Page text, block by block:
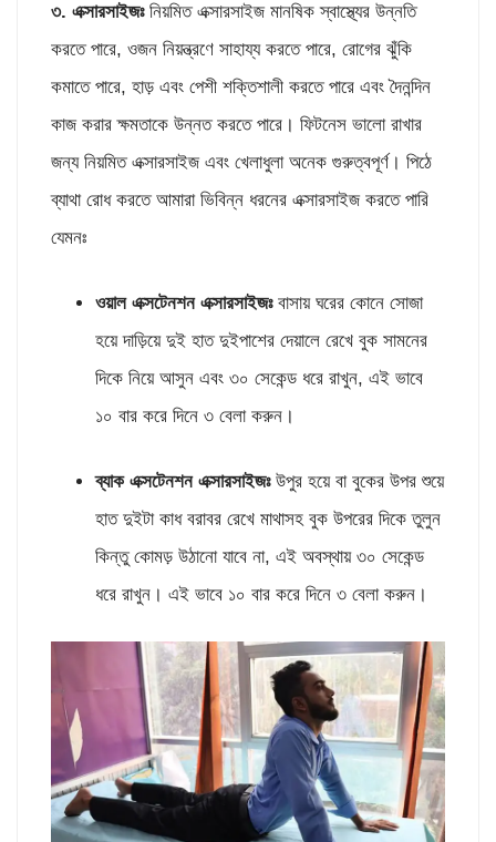
৩. এক্সারসাইজঃ নিয়মিত এক্সারসাইজ মানষিক স্বাস্থ্যের উন্নতি
করতে পারে, ওজন নিয়ন্ত্রণে সাহায্য করতে পারে, রোগের ঝুঁকি
কমাতে পারে, হাড় এবং পেশী শক্তিশালী করতে পারে এবং দৈনন্দিন
কাজ করার ক্ষমতাকে উন্নত করতে পারে। ফিটনেস ভালো রাখার
জন্য নিয়মিত এক্সারসাইজ এবং খেলাধুলা অনেক গুরুত্বপূর্ণ। পিঠে
ব্যাথা রোধ করতে আমারা ভিবিন্ন ধরনের এক্সারসাইজ করতে পারি
যেমনঃ
ওয়াল এক্সটেনশন এক্সারসাইজঃবাসায় ঘরের কোনে সোজা
হয়ে দাড়িয়ে দুই হাত দুইপাশের দেয়ালে রেখে বুক সামনের
দিকে নিয়ে আসুন এবং ৩০ সেকেন্ড ধরে রাখুন, এই ভাবে
১০ বার করে দিনে ৩ বেলা করুন।
ব্যাক এক্সটেনশন এক্সারসাইজঃ উপুর হয়ে বা বুকের উপর শুয়ে
হাত দুইটা কাধ বরাবর রেখে মাথাসহ বুক উপরের দিকে তুলুন
কিন্তু কোমড় উঠানো যাবে না, এই অবস্থায় ৩০ সেকেন্ড
ধরে রাখুন। এই ভাবে ১০ বার করে দিনে ৩ বেলা করুন।